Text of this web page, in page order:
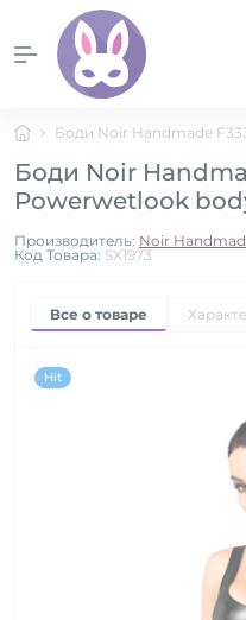
Боди Noir Handmade
Боди Noir
Powerwetlook
Производитель: Noir
Код Товара: SX1973
Все о товаре
Hit